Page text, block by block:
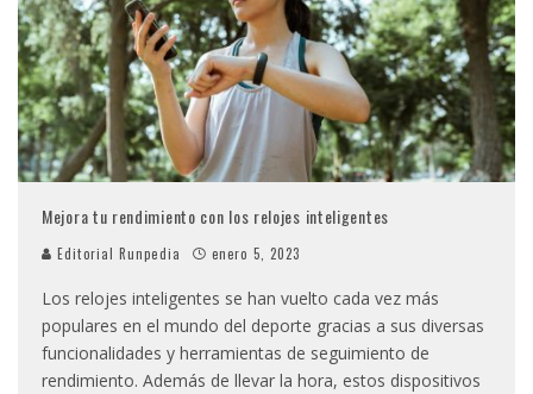
Mejora tu rendimiento con los relojes inteligentes
Editorial Runpedia enero 5, 2023
Los relojes inteligentes se han vuelto cada vez más
populares en el mundo del deporte gracias a sus diversas
funcionalidades y herramientas de seguimiento de
rendimiento. Además de llevar la hora, estos dispositivos